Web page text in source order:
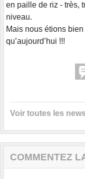
en paille de riz - très,
niveau.
Mais nous étions
qu’aujourd’hui !!!
Voir toutes les news
COMMENTEZ